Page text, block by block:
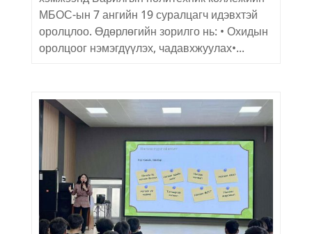
МБОС-ын 7 ангийн 19 суралцагч идэвхтэй
оролцлоо. Өдөрлөгийн зорилго нь: • Охидын
оролцоог нэмэгдүүлэх, чадавхжуулах•...